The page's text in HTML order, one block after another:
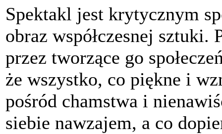
Spektakl jest krytycznym
obraz współczesnej sztuki.
przez tworzące go
że wszystko, co piękne i
pośród chamstwa i
siebie nawzajem, a co